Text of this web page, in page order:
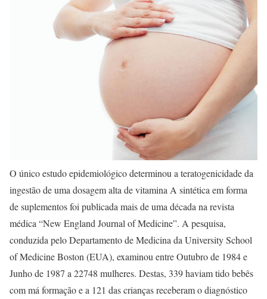
O único estudo epidemiológico determinou a teratogenicidade da
ingestão de uma dosagem alta de vitamina A sintética em forma
de suplementos foi publicada mais de uma década na revista
médica “New England Journal of Medicine”. A pesquisa,
conduzida pelo Departamento de Medicina da University School
of Medicine Boston (EUA), examinou entre Outubro de 1984 e
Junho de 1987 a 22748 mulheres. Destas, 339 haviam tido bebês
com má formação e a 121 das crianças receberam o diagnóstico